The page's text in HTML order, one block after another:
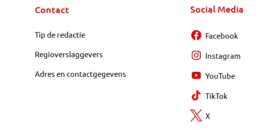
Contact
Tip de redactie
Regioverslaggevers
Adres en contactgegevens
Social Media
Facebook
Instagram
YouTube
TikTok
X